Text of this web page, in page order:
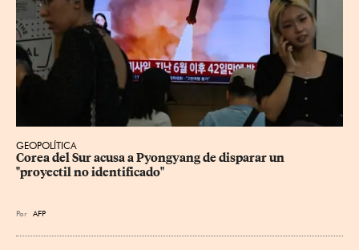
GEOPOLÍTICA
Corea del Sur acusa a Pyongyang de disparar un
"proyectil no identificado"
Por AFP